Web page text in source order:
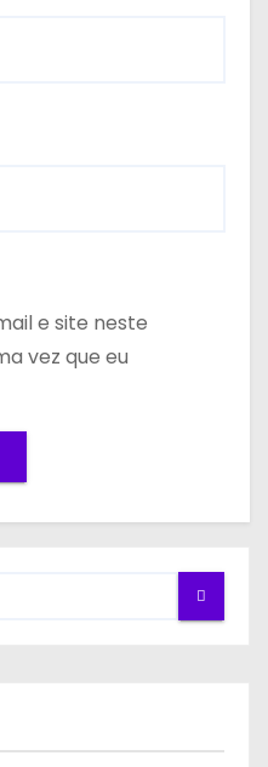
e site neste
vez que eu